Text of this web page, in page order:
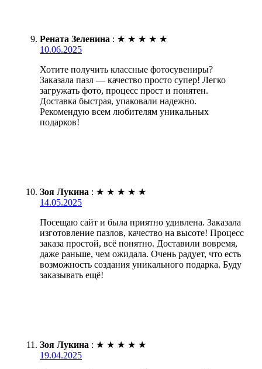
Рената Зеленина : ★ ★ ★ ★ ★
10.06.2025
Хотите получить классные фотосувениры?
Заказала пазл — качество просто супер! Легко
загружать фото, процесс прост и понятен.
Доставка быстрая, упаковали надежно.
Рекомендую всем любителям уникальных
подарков!
Зоя Лукина : ★ ★ ★ ★ ★
14.05.2025
Посещаю сайт и была приятно удивлена. Заказала
изготовление пазлов, качество на высоте! Процесс
заказа простой, всё понятно. Доставили вовремя,
даже раньше, чем ожидала. Очень радует, что есть
возможность создания уникального подарка. Буду
заказывать ещё!
Зоя Лукина : ★ ★ ★ ★ ★
19.04.2025